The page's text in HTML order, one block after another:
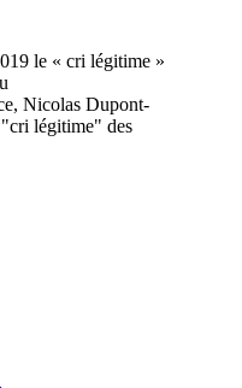
Nicolas Dupont-
légitime" des